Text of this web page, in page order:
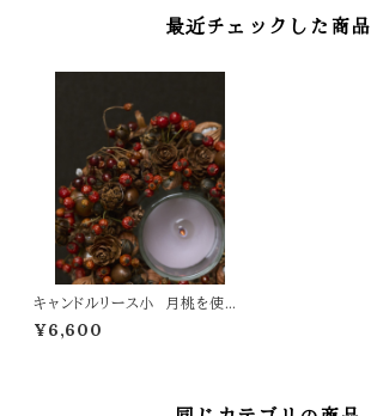
最近チェックした商品
キャンドルリース小 月桃を使っ
たリース
¥6,600